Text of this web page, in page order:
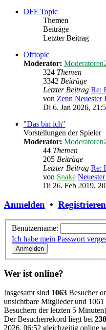
OFF Topic
Themen
Beiträge
Letzter Beitrag
Offtopic
Moderator:
324 Themen
3342 Beiträge
Letzter Beitrag Re:
von Zenn Neuester
Di 6. Jan 2026,
"Das bin ich"
Vorstellungen der Spieler
Moderator:
44 Themen
205 Beiträge
Letzter Beitrag Re:
von Snake
Di 26. Feb 2019,
Anmelden • Registrieren
Benutzername:
Ich habe mein Passwort
Wer ist online?
Insgesamt sind 1063 Besucher
unsichtbare Mitglieder und 1061
Besuchern der letzten 5 Minuten)
Der Besucherrekord liegt bei
2026, 06:52 gleichzeitig online